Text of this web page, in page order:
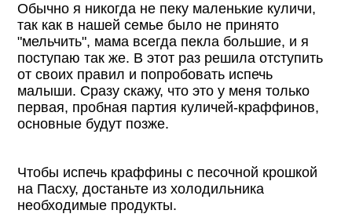
Обычно я никогда не пеку маленькие куличи,
так как в нашей семье было не принято
"мельчить", мама всегда пекла большие, и я
поступаю так же. В этот раз решила отступить
от своих правил и попробовать испечь
малыши. Сразу скажу, что это у меня только
первая, пробная партия куличей-краффинов,
основные будут позже.
Чтобы испечь краффины с песочной крошкой
на Пасху, достаньте из холодильника
необходимые продукты.